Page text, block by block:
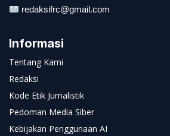
redaksifrc@gmail.com
Informasi
Tentang Kami
Redaksi
Kode Etik Jurnalistik
Pedoman Media Siber
Kebijakan Penggunaan AI